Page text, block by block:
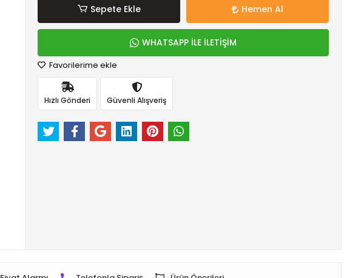
Sepete Ekle Hemen Al
WHATSAPP İLE İLETİŞİM
Favorilerime ekle
Hızlı Gönderi Güvenli Alışveriş